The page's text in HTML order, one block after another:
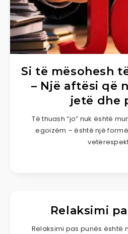
Si të mësohesh
– Një aftësi që
jetë dhe
Të thuash “jo” nuk është
egoizëm – është një
Relaksimi
Relaksimi pas punës është